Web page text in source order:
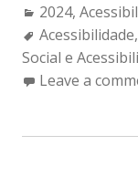
Categories:
2024,
Tags:
Acessibilidade,
Social e
Leave a